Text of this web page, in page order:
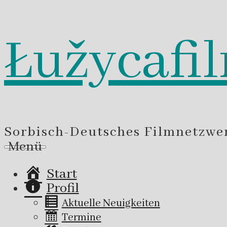
Zum
Inhalt
springen
Sorbisch-Deutsches
Menü
Start
Profil
Aktuelle Neuigkeiten
Termine